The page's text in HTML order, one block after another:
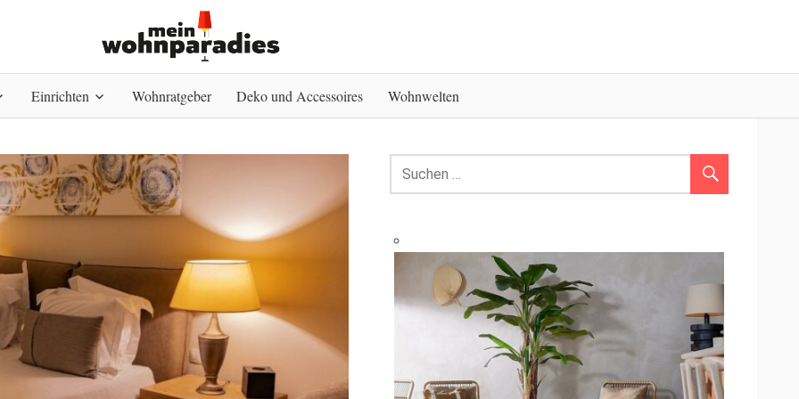
Einrichten Wohnratgeber Deko und Accessoires Wohnwelten